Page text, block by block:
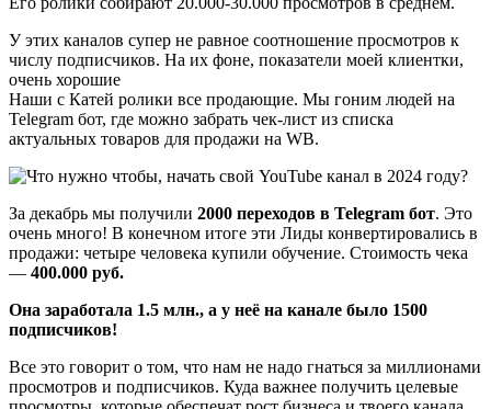
У этих каналов супер не равное соотношение просмотров к
числу подписчиков. На их фоне, показатели моей клиентки,
очень хорошие
Наши с Катей ролики все продающие. Мы гоним людей на
Telegram бот, где можно забрать чек-лист из списка
актуальных товаров для продажи на WB.
За декабрь мы получили 2000 переходов в Telegram бот. Это
очень много! В конечном итоге эти Лиды конвертировались в
продажи: четыре человека купили обучение. Стоимость чека
— 400.000 руб.
Она заработала 1.5 млн., а у неё на канале было 1500
подписчиков!
Все это говорит о том, что нам не надо гнаться за миллионами
просмотров и подписчиков. Куда важнее получить целевые